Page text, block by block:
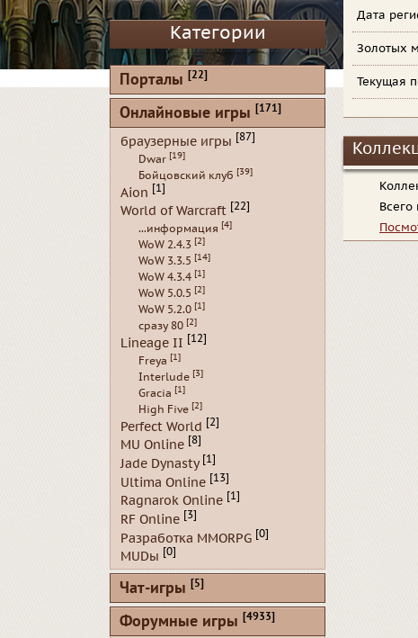
Дата
Золотых
Текущая
Всего
Категории
Порталы [22]
Онлайновые игры [171]
браузерные игры [87]
Dwar [19]
Бойцовский клуб [39]
Aion [1]
World of Warcraft [22]
...информация [4]
WoW 2.4.3 [2]
WoW 3.3.5 [14]
WoW 4.3.4 [1]
WoW 5.0.5 [2]
WoW 5.2.0 [1]
сразу 80 [2]
Lineage II [12]
Freya [1]
Interlude [3]
Gracia [1]
High Five [2]
Perfect World [2]
MU Online [8]
Jade Dynasty [1]
Ultima Online [13]
Ragnarok Online [1]
RF Online [3]
Разработка MMORPG [0]
MUDы [0]
Чат-игры [5]
Форумные игры [4933]